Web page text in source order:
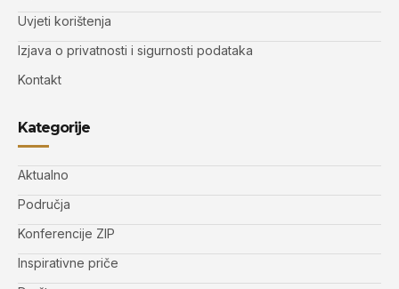
Uvjeti korištenja
Izjava o privatnosti i sigurnosti podataka
Kontakt
Kategorije
Aktualno
Područja
Konferencije ZIP
Inspirativne priče